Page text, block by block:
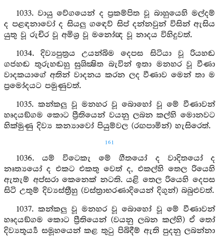
1033. වායු වේගයෙන් ද ප්‍රකම්පිත වූ බාහුයෙහි මල්දම්
ද පළඳනාවෝ ද සියලු ගඳෙව් සිප් දන්නවුන් විසින් ඇසිය
යුතු වූ රුචිර වූ අමිශ්‍ර වූ මනෝඥ වූ නාදය විහිදුවත්.
1034. දිව්‍යපුත්‍රය උයන්බිම දෙපස සිටියා වූ රියහඬ
ගජහඬ තුරුහඬහු සුශික්‍ෂිත බැවින් ඉතා මනහර වූ වීණා
වාදකයාගේ අතින් වාදනය කරන ලද වීණාව මෙන් තා ම
ප්‍රමෝදයට පමුණුවත්.
1035. කන්කලු වූ මනහර වූ බොහෝ වූ මේ වීණාවන්
හෘදයඞ්ගම කොට ප්‍රීතියෙන් වයනු ලබන කල්හි මොනවට
හික්මුණු දිව්‍ය කන්‍යාවෝ පියුම්වල (රඟපාමින්) හැසිරෙත්.
161
1036. යම් විටෙකැ මේ ගීතයෝ ද වාදිතයෝ ද
නෘත්‍යයෝ ද එකට එකතු වෙත් ද, එකල්හි තෙල රියෙහි
ඇතැම් අප්සරා කෙනෙක් නටති. යළි තෙල රියෙහි දෙපස
සිටි උතුම් දිව්‍යස්ත්‍රීහු (වස්ත්‍රාභරණාදියෙන් දිගුන්) බබුළුවත්.
1037. කන්කලු වූ මනහර වූ බොහෝ වූ මේ වීණාවන්
හෘදයඞ්ගම කොට ප්‍රීතියෙන් (වයනු ලබන කල්හි) ඒ තෝ
දිව්‍යතූර්‍ය්‍ය සමූහයෙන් කළ තුටු පිබිදීම් ඇති පුදනු ලබන්නා